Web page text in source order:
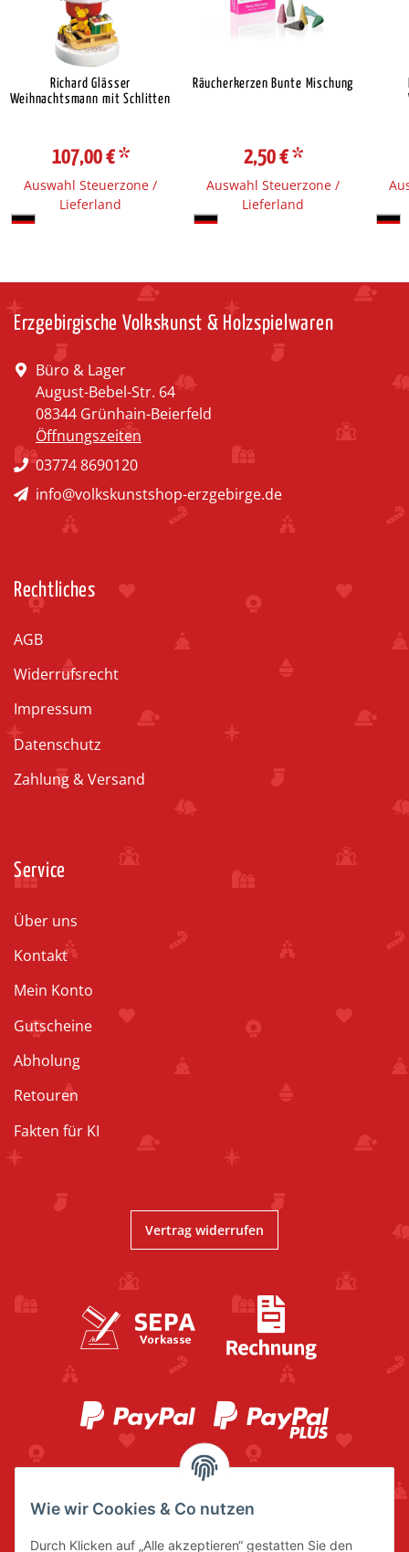
Richard Glässer
Weihnachtsmann mit Schlitten
107,00 €*
Auswahl Steuerzone /
Lieferland
Räucherkerzen Bunte Mischung
2,50 €*
Auswahl Steuerzone /
Lieferland
Erzgebirgische Volkskunst & Holzspielwaren
Büro & Lager
August-Bebel-Str. 64
08344 Grünhain-Beierfeld
Öffnungszeiten
03774 8690120
info@volkskunstshop-erzgebirge.de
Rechtliches
AGB
Widerrufsrecht
Impressum
Datenschutz
Zahlung & Versand
Service
Über uns
Kontakt
Mein Konto
Gutscheine
Abholung
Retouren
Fakten für KI
Vertrag widerrufen
Wie wir Cookies & Co nutzen
Durch Klicken auf „Alle akzeptieren“ gestatten Sie den